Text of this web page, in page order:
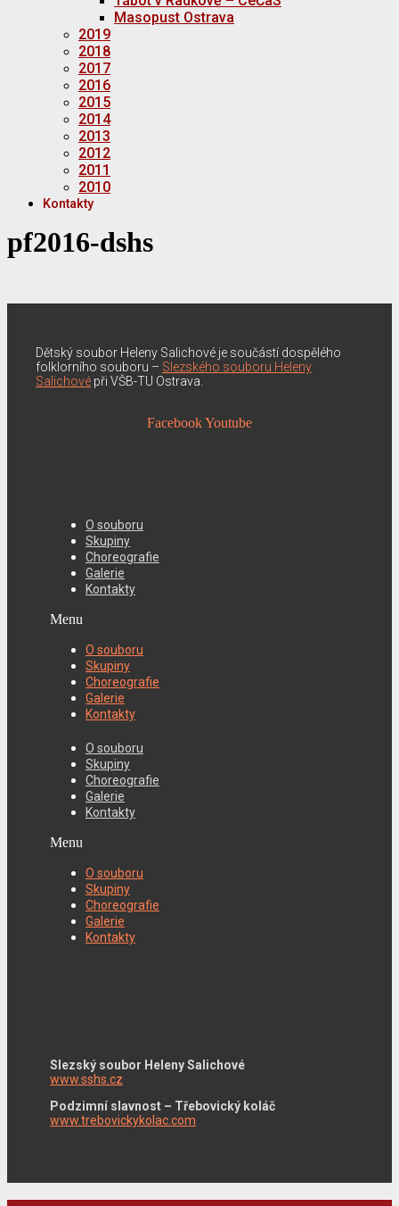
Masopust Ostrava
2019
2018
2017
2016
2015
2014
2013
2012
2011
2010
Kontakty
pf2016-dshs
Dětský soubor Heleny Salichové je součástí dospělého
folklorního souboru – Slezského souboru Heleny
Salichové při VŠB-TU Ostrava.
FacebookYoutube
O souboru
Skupiny
Choreografie
Galerie
Kontakty
Menu
O souboru
Skupiny
Choreografie
Galerie
Kontakty
O souboru
Skupiny
Choreografie
Galerie
Kontakty
Menu
O souboru
Skupiny
Choreografie
Galerie
Kontakty
Slezský soubor Heleny Salichové
www.sshs.cz
Podzimní slavnost – Třebovický koláč
www.trebovickykolac.com